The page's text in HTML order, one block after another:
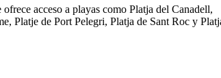
acceso a playas como Platja del Canadell,
Platje de Port Pelegri, Platja de Sant Roc y